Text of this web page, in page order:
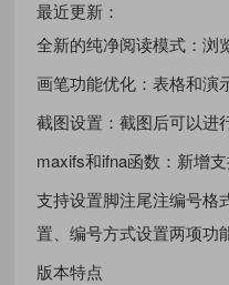
最近更新：
全新的纯净阅读模式：浏
画笔功能优化：表格和演
截图设置：截图后可以进
maxifs和ifna函数：新增支
支持设置脚注尾注编号格
置、编号方式设置两项功
版本特点